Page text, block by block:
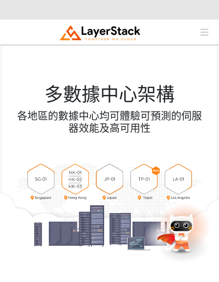
多數據中心架構
各地區的數據中心均可體驗可預測的伺服
器效能及高可用性